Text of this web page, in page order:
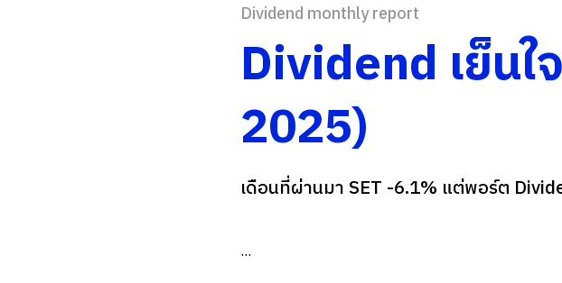
Dividend monthly report
Dividend เย็น
2025)
เดือนที่ผ่านมา SET -6.1% แต่พอร์ต
...